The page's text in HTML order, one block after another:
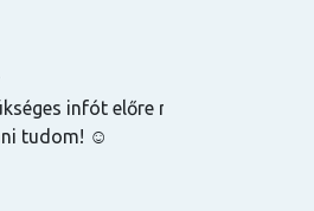
infót előre megkaptam,
tudom! ☺️